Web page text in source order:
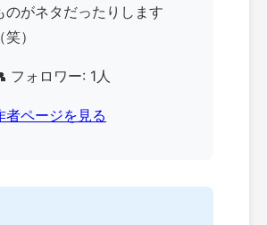
のがネタだったりします
（笑）
フォロワー: 1人
者ページを見る